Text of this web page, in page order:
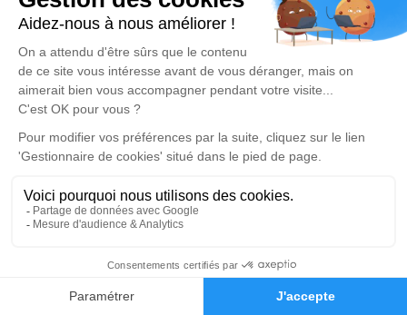
Faire-part Hommages
Nous vous invitons à utiliser cet espace pour
laisser vos condoléances, partager des photos
souvenirs, une anecdote ou exprimer vos pensées
à travers des poèmes ou des textes. Cet endroit
est un lieu d'expression dédié à honorer la
mémoire de Michel GUILLOU.
jeudi 09 avril 2026 à 09h30
Crématorium de Challans
27 Chemin des Bretellières